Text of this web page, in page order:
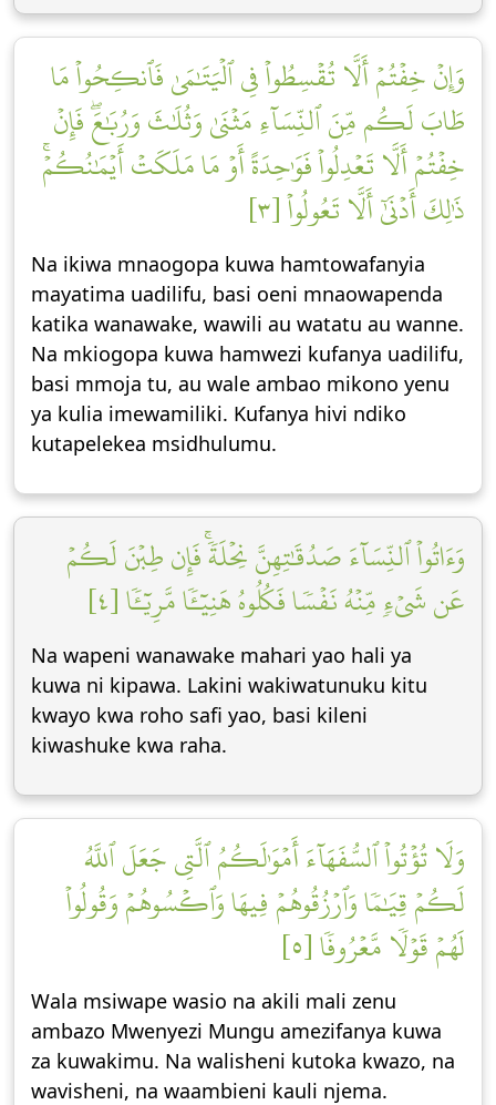
وَإِنۡ خِفۡتُمۡ أَلَّا تُقۡسِطُواْ فِي ٱلۡيَتَٰمَىٰ فَٱنكِحُواْ مَا
طَابَ لَكُم مِّنَ ٱلنِّسَآءِ مَثۡنَىٰ وَثُلَٰثَ وَرُبَٰعَۖ فَإِنۡ
خِفۡتُمۡ أَلَّا تَعۡدِلُواْ فَوَٰحِدَةً أَوۡ مَا مَلَكَتۡ أَيۡمَٰنُكُمۡۚ
ذَٰلِكَ أَدۡنَىٰٓ أَلَّا تَعُولُواْ [٣]
Na ikiwa mnaogopa kuwa hamtowafanyia
mayatima uadilifu, basi oeni mnaowapenda
katika wanawake, wawili au watatu au wanne.
Na mkiogopa kuwa hamwezi kufanya uadilifu,
basi mmoja tu, au wale ambao mikono yenu
ya kulia imewamiliki. Kufanya hivi ndiko
kutapelekea msidhulumu.
وَءَاتُواْ ٱلنِّسَآءَ صَدُقَٰتِهِنَّ نِحۡلَةٗۚ فَإِن طِبۡنَ لَكُمۡ
عَن شَيۡءٖ مِّنۡهُ نَفۡسٗا فَكُلُوهُ هَنِيٓـٔٗا مَّرِيٓـٔٗا [٤]
Na wapeni wanawake mahari yao hali ya
kuwa ni kipawa. Lakini wakiwatunuku kitu
kwayo kwa roho safi yao, basi kileni
kiwashuke kwa raha.
وَلَا تُؤۡتُواْ ٱلسُّفَهَآءَ أَمۡوَٰلَكُمُ ٱلَّتِي جَعَلَ ٱللَّهُ
لَكُمۡ قِيَٰمٗا وَٱرۡزُقُوهُمۡ فِيهَا وَٱكۡسُوهُمۡ وَقُولُواْ
لَهُمۡ قَوۡلٗا مَّعۡرُوفٗا [٥]
Wala msiwape wasio na akili mali zenu
ambazo Mwenyezi Mungu amezifanya kuwa
za kuwakimu. Na walisheni kutoka kwazo, na
wavisheni, na waambieni kauli njema.